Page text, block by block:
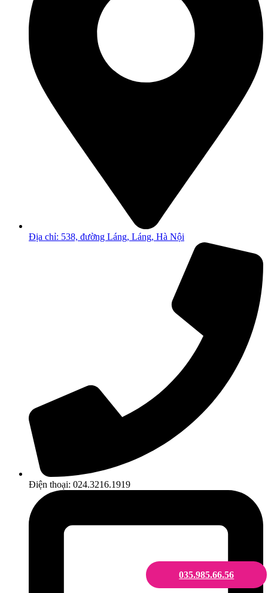
035.985.66.56
Địa chỉ: 538, đường Láng, Láng, Hà Nội
Điện thoại: 024.3216.1919